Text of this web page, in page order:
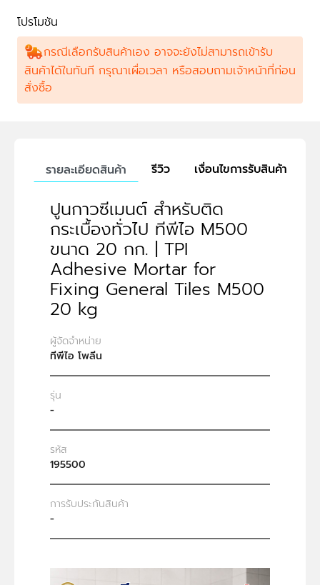
โปรโมชัน
กรณีเลือกรับสินค้าเอง อาจจะยังไม่สามารถเข้ารับ
สินค้าได้ในทันที กรุณาเผื่อเวลา หรือสอบถามเจ้าหน้าที่ก่อน
สั่งซื้อ
รายละเอียดสินค้า รีวิว เงื่อนไขการรับสินค้า
ปูนกาวซีเมนต์ สำหรับติด
กระเบื้องทั่วไป ทีพีไอ M500
ขนาด 20 กก. | TPI
Adhesive Mortar for
Fixing General Tiles M500
20 kg
ผู้จัดจำหน่าย
ทีพีไอ โพลีน
รุ่น
-
รหัส
195500
การรับประกันสินค้า
-